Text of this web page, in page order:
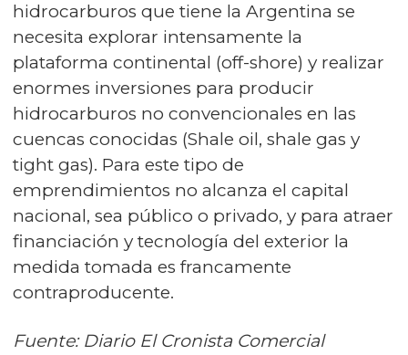
hidrocarburos que tiene la Argentina se
necesita explorar intensamente la
plataforma continental (off-shore) y realizar
enormes inversiones para producir
hidrocarburos no convencionales en las
cuencas conocidas (Shale oil, shale gas y
tight gas). Para este tipo de
emprendimientos no alcanza el capital
nacional, sea público o privado, y para atraer
financiación y tecnología del exterior la
medida tomada es francamente
contraproducente.
Fuente: Diario El Cronista Comercial